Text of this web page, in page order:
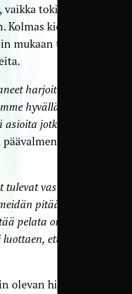
toki kaksi
kierros on
mukaan tulee
harjoitus­
hyvällä tiellä,
jotka voi ja
Jani
vastaan
pitää osata
pelata omaa
että oma
olevan hieno